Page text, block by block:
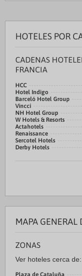
HOTELES POR
CADENAS
FRANCIA
HCC
Hotel Indigo
Barceló Hotel Group
Vincci
NH Hotel Group
W Hotels & Resorts
Actahotels
Renaissance
Sercotel Hotels
Derby Hotels
MAPA GENERAL
ZONAS
Ver hoteles cerca de:
Plaza de Cataluña